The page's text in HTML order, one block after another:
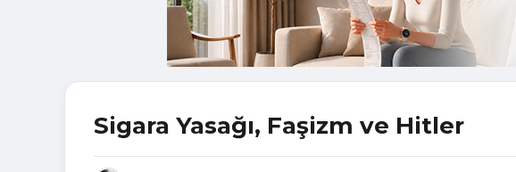
Sigara Yasağı, Faşizm ve Hitler